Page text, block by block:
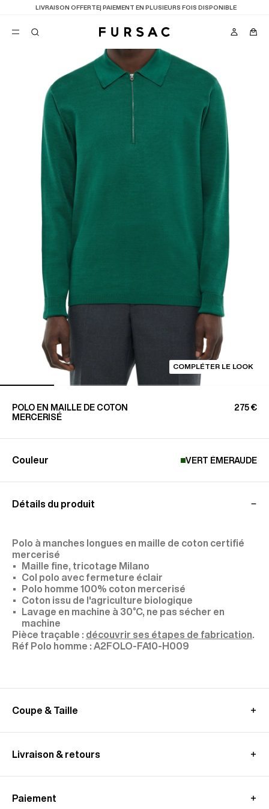
LAST CHANCE: JUSQU'A -50% SUR NOTRE SÉLECTION
COMPLÉTER LE LOOK
POLO EN MAILLE DE COTON
MERCERISÉ
275 €
Couleur VERT ÉMERAUDE
Détails du produit
Polo à manches longues en maille de coton certifié
mercerisé
Maille fine, tricotage Milano
Col polo avec fermeture éclair
Polo homme 100% coton mercerisé
Coton issu de l'agriculture biologique
Lavage en machine à 30°C, ne pas sécher en
machine
Pièce traçable : découvrir ses étapes de fabrication
A2FOLO-FA10-H009
Coupe & Taille
Livraison & retours
Livraison standard offerte - sous 3-8 jours ouvrés
Livraison en point relais offerte - sous 3-8 jours
Paiement
FAVORIS
COSTUMES
PANTALONS
BLOUSONS
SUGGESTIONS
MEILLEURES VENTES